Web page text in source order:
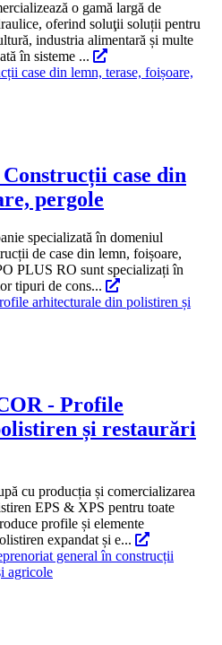
o gamă largă de
oferind soluţii soluții pentru
industria alimentară și multe
în sisteme ...
case din
pergole
specializată în domeniul
de case din lemn, foișoare,
PLUS RO sunt specializați în
tipuri de cons...
- Profile
și restaurări
cu producția și comercializarea
EPS & XPS pentru toate
profile și elemente
expandat și e...